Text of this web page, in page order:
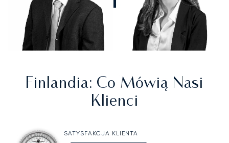
Finlandia: Co Mówią Nasi
Klienci
SATYSFAKCJA KLIENTA